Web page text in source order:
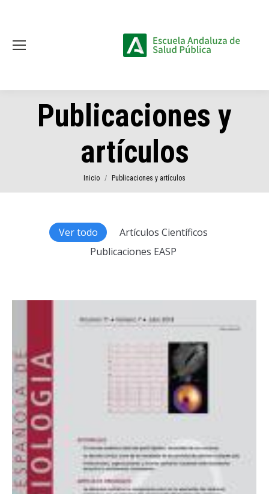
Publicaciones y
artículos
Estás aquí:
Inicio Publicaciones y artículos
Ver todo
Artículos Científicos
Publicaciones EASP